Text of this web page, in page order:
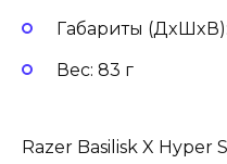
Габариты
Вес: 83 г
Razer Basilisk X Hyper